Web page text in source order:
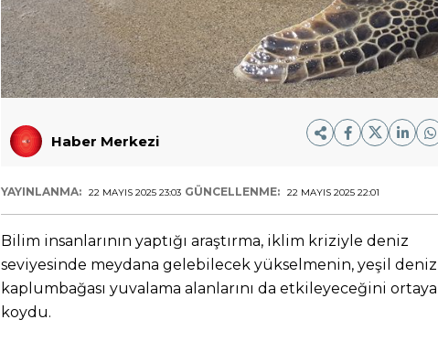
Haber Merkezi
YAYINLANMA: 22 MAYIS 2025 23:03 GÜNCELLENME: 22 MAYIS 2025 22:01
Bilim insanlarının yaptığı araştırma, iklim kriziyle deniz
seviyesinde meydana gelebilecek yükselmenin, yeşil deniz
kaplumbağası yuvalama alanlarını da etkileyeceğini ortaya
koydu.